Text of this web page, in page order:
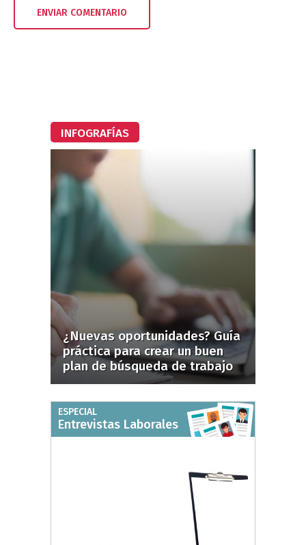
INFOGRAFÍAS
¿Nuevas oportunidades? Guía
práctica para crear un buen
plan de búsqueda de trabajo
ESPECIAL
Entrevistas Laborales